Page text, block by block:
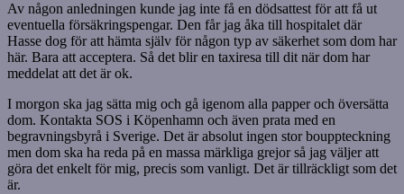
Av någon anledningen kunde jag inte få en dödsattest för att få ut
eventuella försäkringspengar. Den får jag åka till hospitalet där
Hasse dog för att hämta själv för någon typ av säkerhet som dom har
här. Bara att acceptera. Så det blir en taxiresa till dit när dom har
meddelat att det är ok.
I morgon ska jag sätta mig och gå igenom alla papper och översätta
dom. Kontakta SOS i Köpenhamn och även prata med en
begravningsbyrå i Sverige. Det är absolut ingen stor bouppteckning
men dom ska ha reda på en massa märkliga grejor så jag väljer att
göra det enkelt för mig, precis som vanligt. Det är tillräckligt som det
är.